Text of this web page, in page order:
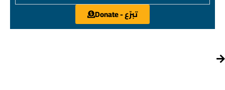
تبرّع - Donate